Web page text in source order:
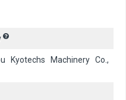
Kyotechs Machinery Co.,